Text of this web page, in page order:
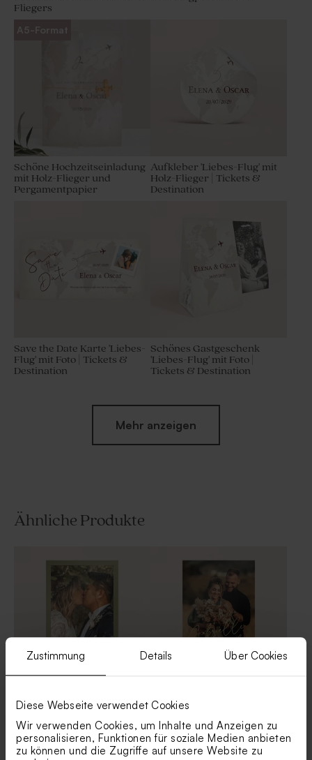
Zustimmung Details Über Cookies
Diese Webseite verwendet Cookies
Wir verwenden Cookies, um Inhalte und Anzeigen zu
personalisieren, Funktionen für soziale Medien anbieten
zu können und die Zugriffe auf unsere Website zu
Fliegers
A5-Format
Schöne Hochzeitseinladung
mit Holz-Flieger und
Pergamentpapier
Aufkleber 'Liebes-Flug' mit
Holz-Flieger | Tickets &
Destination
Save the Date Karte 'Liebes-
Flug' mit Foto | Tickets &
Destination
Schönes Gastgeschenk
'Liebes-Flug' mit Foto |
Tickets & Destination
Baumwolle | beige
Baumwolle
Mehr anzeigen
Ähnliche Produkte
Veredelung und Foto
Veredelung